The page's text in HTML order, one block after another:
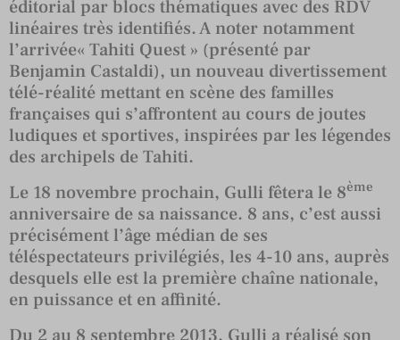
éditorial par blocs thématiques avec des RDV
linéaires très identifiés. A noter notamment
l’arrivée« Tahiti Quest » (présenté par
Benjamin Castaldi), un nouveau divertissement
télé-réalité mettant en scène des familles
françaises qui s’affrontent au cours de joutes
ludiques et sportives, inspirées par les légendes
des archipels de Tahiti.
Le 18 novembre prochain, Gulli fêtera le 8ème
anniversaire de sa naissance. 8 ans, c’est aussi
précisément l’âge médian de ses
téléspectateurs privilégiés, les 4-10 ans, auprès
desquels elle est la première chaîne nationale,
en puissance et en affinité.